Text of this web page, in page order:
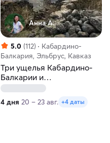
Анна А.
5.0 (112)
Кабардино-
Балкария, Эльбрус, Кавказ
Три ущелья Кабардино-
Балкарии и
величественный Эльбрус.
национальный маршрут
4 дня 20 – 23 авг. +4 даты